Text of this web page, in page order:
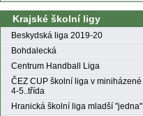
Krajské školní ligy
Beskydská liga 2019-20
Bohdalecká
Centrum Handball Liga
ČEZ CUP školní liga v miniházené
4-5..třída
Hranická školní liga mladší "jedna"